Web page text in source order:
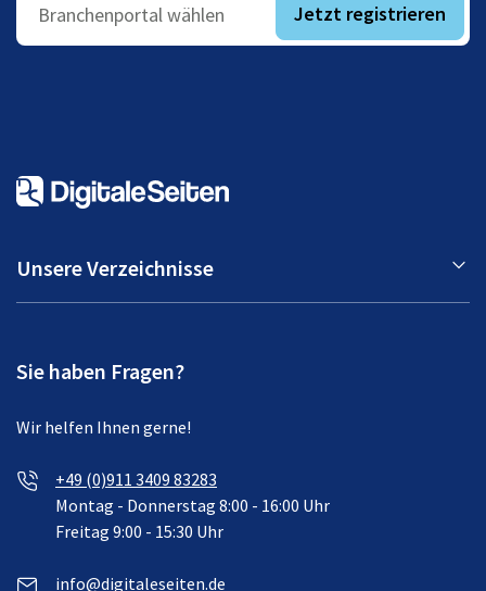
Branchenportal wählen Jetzt registrieren
Unsere Verzeichnisse
Sie haben Fragen?
Wir helfen Ihnen gerne!
+49 (0)911 3409 83283
Montag - Donnerstag 8:00 - 16:00 Uhr
Freitag 9:00 - 15:30 Uhr
info@digitaleseiten.de